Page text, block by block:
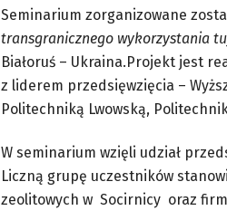
Seminarium zorganizowane
transgranicznego wykorzystania
Białoruś – Ukraina.Projekt jest
z liderem przedsięwzięcia –
Politechniką Lwowską,
W seminarium wzięli udział
Liczną grupę uczestników
zeolitowych w Socirnicy oraz